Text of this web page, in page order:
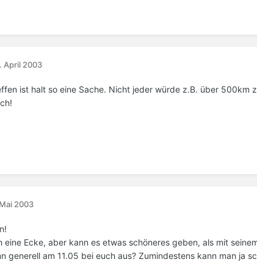
April 2003
ist halt so eine Sache. Nicht jeder würde z.B. über 500km
2003
eine Ecke, aber kann es etwas schöneres geben, als mit
generell am 11.05 bei euch aus? Zumindestens kann man ja